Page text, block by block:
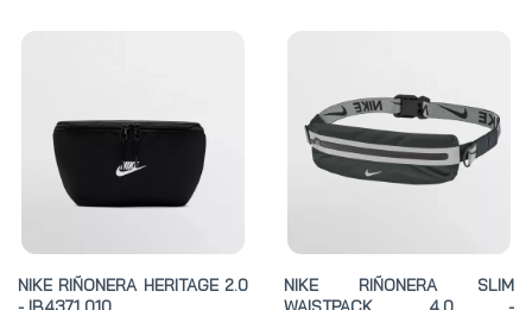
NIKE RIÑONERA HERITAGE 2.0
NIKE RIÑONERA SLIM